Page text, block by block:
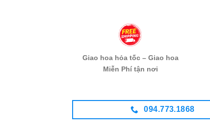
Giao hoa hỏa tốc – Giao hoa
Miễn Phí tận nơi
094.773.1868